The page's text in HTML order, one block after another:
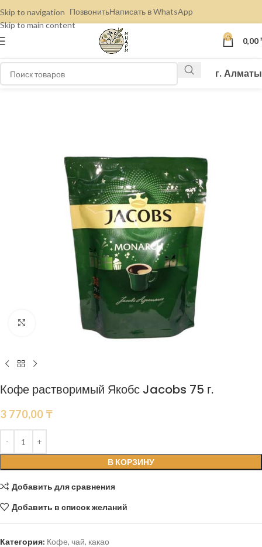
Skip to navigation
Skip to main content
ПозвонитьНаписать в WhatsApp
0 0,00
г. Алматы
Нажмите, чтобы увеличить
Кофе растворимый Якобс Jacobs 75 г.
3 770,00 ₸
В КОРЗИНУ
Добавить для сравнения
Добавить в список желаний
Категория: Кофе, чай, какао